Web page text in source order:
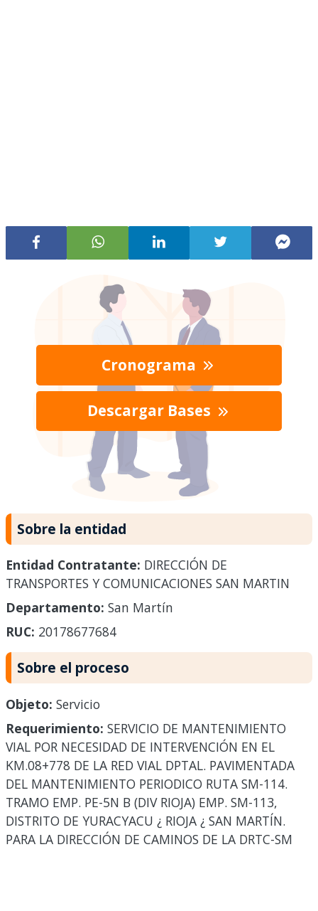
Cronograma
Descargar Bases
Sobre la entidad
Entidad Contratante: DIRECCIÓN DE
TRANSPORTES Y COMUNICACIONES SAN MARTIN
Departamento: San Martín
RUC: 20178677684
Sobre el proceso
Objeto: Servicio
Requerimiento: SERVICIO DE MANTENIMIENTO
VIAL POR NECESIDAD DE INTERVENCIÓN EN EL
KM.08+778 DE LA RED VIAL DPTAL. PAVIMENTADA
DEL MANTENIMIENTO PERIODICO RUTA SM-114.
TRAMO EMP. PE-5N B (DIV RIOJA) EMP. SM-113,
DISTRITO DE YURACYACU ¿ RIOJA ¿ SAN MARTÍN.
PARA LA DIRECCIÓN DE CAMINOS DE LA DRTC-SM